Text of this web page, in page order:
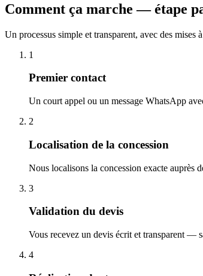
Comment ça marche — étape
Un processus simple et transparent, avec des mises
1
Premier contact
Un court appel ou un message WhatsApp
2
Localisation de la concession
Nous localisons la concession exacte auprès
3
Validation du devis
Vous recevez un devis écrit et transparent —
4